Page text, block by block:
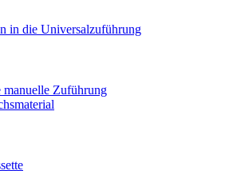
in die Universalzuführung
manuelle Zuführung